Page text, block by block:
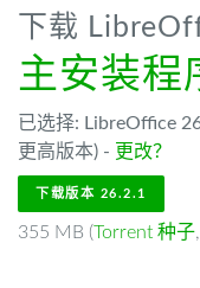
下载
主安装程
已选择: LibreOffice
更高版本) - 更改？
下载版本 26.2.1
355 MB (Torrent 种子,